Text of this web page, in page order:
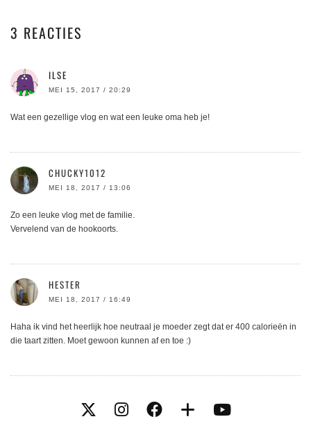
3 REACTIES
ILSE
MEI 15, 2017 / 20:29
Wat een gezellige vlog en wat een leuke oma heb je!
CHUCKY1012
MEI 18, 2017 / 13:06
Zo een leuke vlog met de familie.
Vervelend van de hookoorts.
HESTER
MEI 18, 2017 / 16:49
Haha ik vind het heerlijk hoe neutraal je moeder zegt dat er 400 calorieën in
die taart zitten. Moet gewoon kunnen af en toe :)